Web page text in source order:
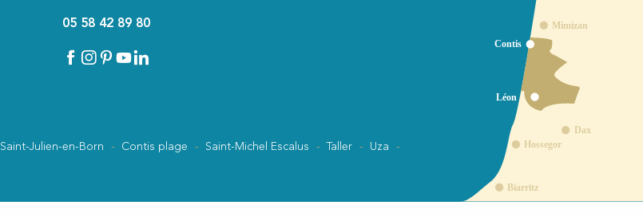
05 58 42 89 80
Saint-Julien-en-Born Contis plage Saint-Michel Escalus Taller
Uza